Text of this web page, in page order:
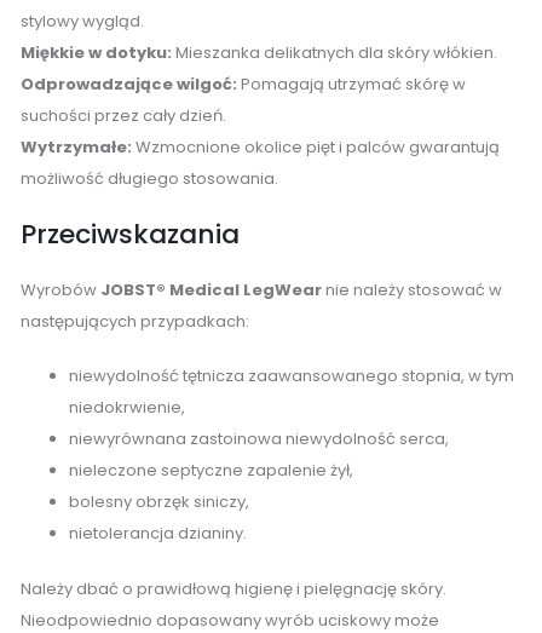
stylowy wygląd.
Miękkie w dotyku: Mieszanka delikatnych dla skóry włókien.
Odprowadzające wilgoć: Pomagają utrzymać skórę w
suchości przez cały dzień.
Wytrzymałe: Wzmocnione okolice pięt i palców gwarantują
możliwość długiego stosowania.
Przeciwskazania
Wyrobów JOBST® Medical LegWearnie należy stosować w
następujących przypadkach:
niewydolność tętnicza zaawansowanego stopnia, w tym
niedokrwienie,
niewyrównana zastoinowa niewydolność serca,
nieleczone septyczne zapalenie żył,
bolesny obrzęk siniczy,
nietolerancja dzianiny.
Należy dbać o prawidłową higienę i pielęgnację skóry.
Nieodpowiednio dopasowany wyrób uciskowy może